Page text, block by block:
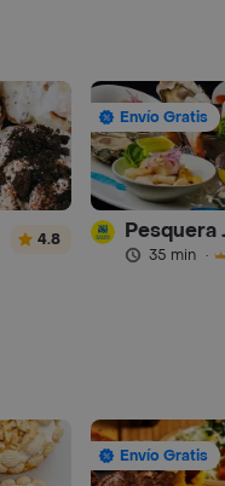
4.8
Envío Gratis
35 min ·
Envío Gratis